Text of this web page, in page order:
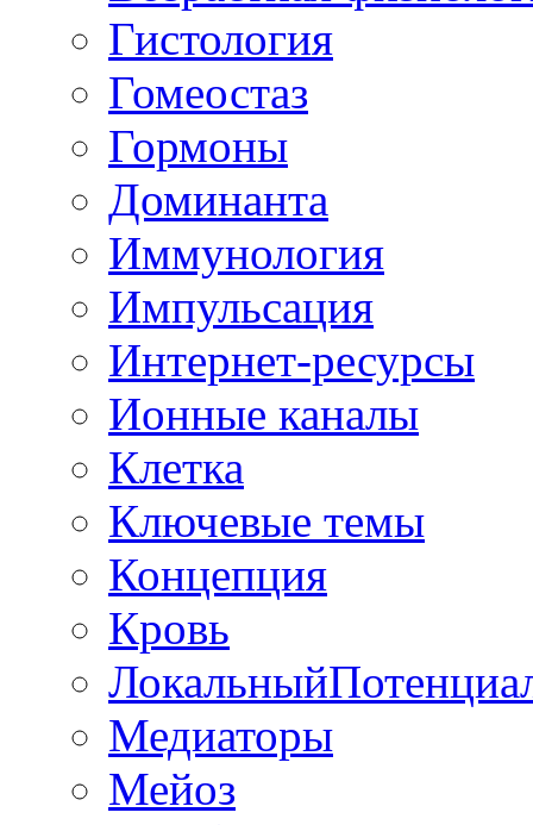
Гистология
Гомеостаз
Гормоны
Доминанта
Иммунология
Импульсация
Интернет-ресурсы
Ионные каналы
Клетка
Ключевые темы
Концепция
Кровь
Медиаторы
Мейоз